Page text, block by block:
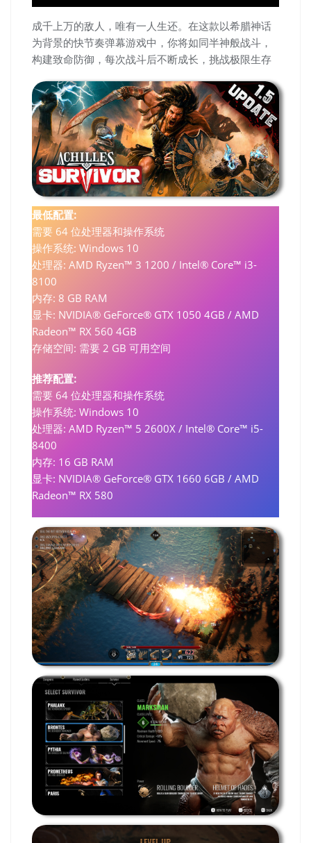
成千上万的敌人，唯有一人生还。在这款以希腊神话
为背景的快节奏弹幕游戏中，你将如同半神般战斗，
构建致命防御，每次战斗后不断成长，挑战极限生存
最低配置:
需要 64 位处理器和操作系统
操作系统: Windows 10
处理器: AMD Ryzen™ 3 1200 / Intel® Core™ i3-
8100
内存: 8 GB RAM
显卡: NVIDIA® GeForce® GTX 1050 4GB / AMD
Radeon™ RX 560 4GB
存储空间: 需要 2 GB 可用空间
推荐配置:
需要 64 位处理器和操作系统
操作系统: Windows 10
处理器: AMD Ryzen™ 5 2600X / Intel® Core™ i5-
8400
内存: 16 GB RAM
显卡: NVIDIA® GeForce® GTX 1660 6GB / AMD
Radeon™ RX 580